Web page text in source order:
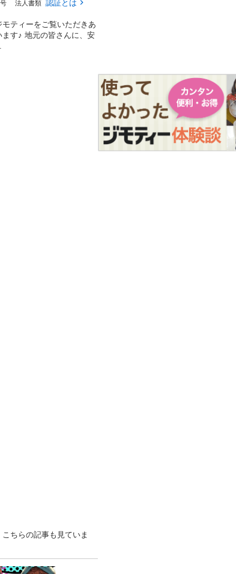
法人書類 認証とは
モティーをご覧いただきあ
ます♪ 地元の皆さんに、安
ちらの記事も見ていま